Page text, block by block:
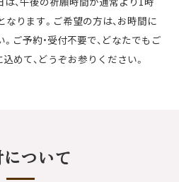
なります。ご希望の方は、お時間に
ご予約・受付不要で、どなたでもご
めて、どうぞお参りください。
ついて